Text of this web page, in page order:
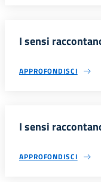
I sensi
APPROFONDISCI
I sensi
APPROFONDISCI